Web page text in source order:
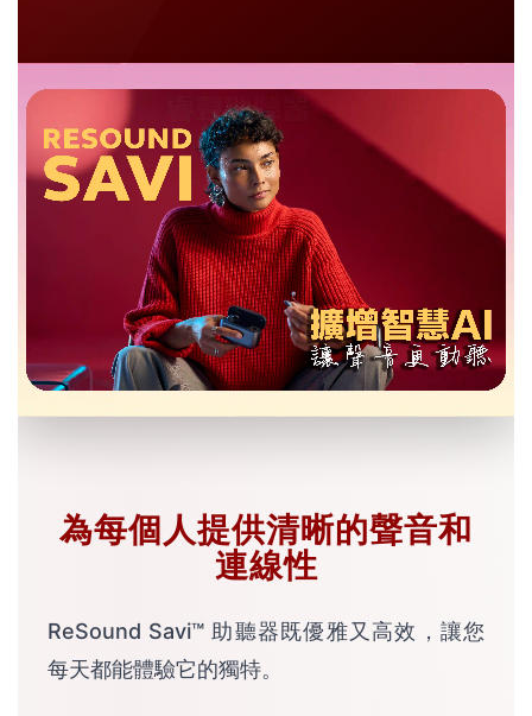
為每個人提供清晰的聲音和
連線性
ReSound Savi™ 助聽器既優雅又高效，讓您
每天都能體驗它的獨特。